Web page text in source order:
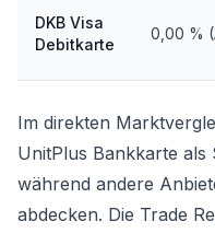
DKB Visa
Debitkarte
0,00 %
Im direkten
UnitPlus Bankkarte als
während andere
abdecken. Die Trade